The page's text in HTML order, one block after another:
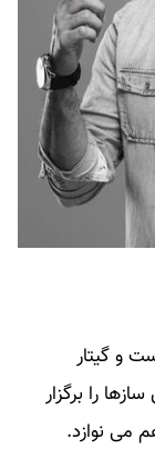
و گیتار
را برگزار
می نوازد.